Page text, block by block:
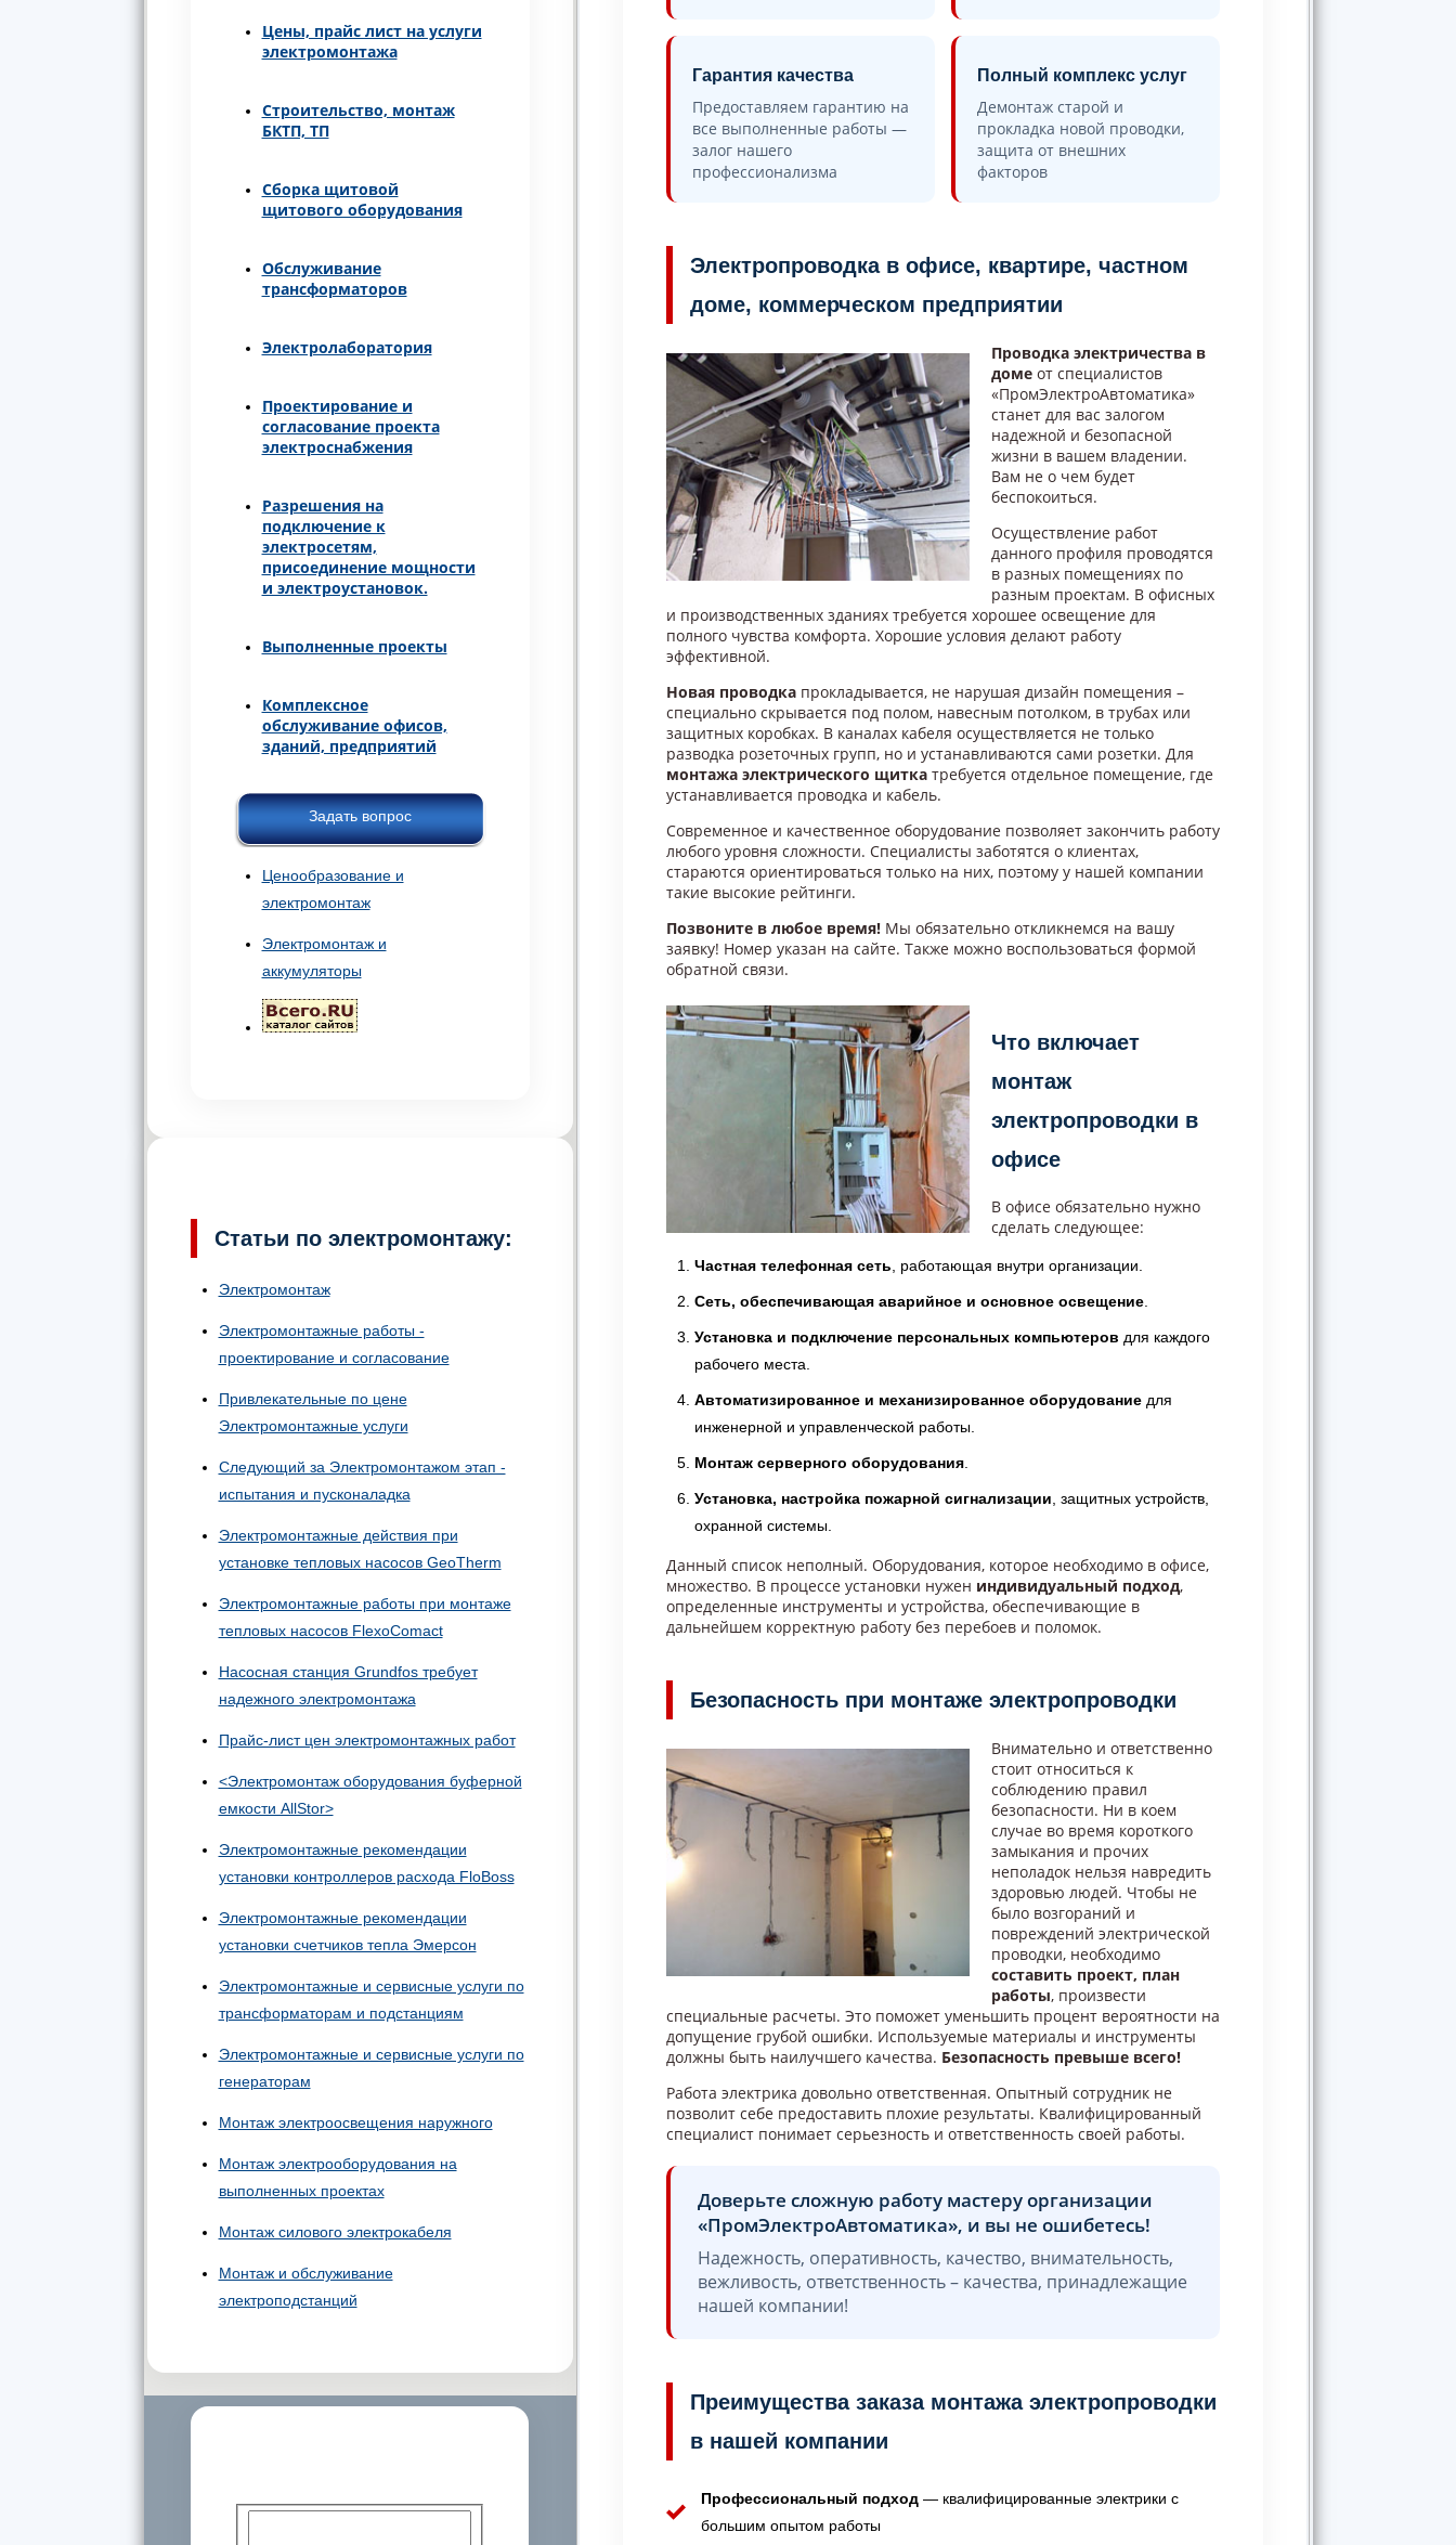
Цены, прайс лист на услуги
электромонтажа
Строительство, монтаж
БКТП, ТП
Сборка щитовой
щитового оборудования
Обслуживание
трансформаторов
Электролаборатория
Проектирование и
согласование проекта
электроснабжения
Разрешения на
подключение к
электросетям,
присоединение мощности
и электроустановок.
Выполненные проекты
Комплексное
обслуживание офисов,
зданий, предприятий
Задать вопрос
Ценообразование и
электромонтаж
Электромонтаж и
аккумуляторы
Статьи по электромонтажу:
Электромонтаж
Электромонтажные работы -
проектирование и согласование
Привлекательные по цене
Электромонтажные услуги
Следующий за Электромонтажом этап -
испытания и пусконаладка
Электромонтажные действия при
установке тепловых насосов GeoTherm
Электромонтажные работы при монтаже
тепловых насосов FlexoComact
Насосная станция Grundfos требует
надежного электромонтажа
Прайс-лист цен электромонтажных работ
<Электромонтаж оборудования буферной
емкости AllStor>
Электромонтажные рекомендации
установки контроллеров расхода FloBoss
Электромонтажные рекомендации
установки счетчиков тепла Эмерсон
Электромонтажные и сервисные услуги по
трансформаторам и подстанциям
Электромонтажные и сервисные услуги по
генераторам
Монтаж электроосвещения наружного
Монтаж электрооборудования на
выполненных проектах
Монтаж силового электрокабеля
Монтаж и обслуживание
электроподстанций
Гарантия качества
Предоставляем гарантию на
все выполненные работы —
залог нашего
профессионализма
Полный комплекс услуг
Демонтаж старой и
прокладка новой проводки,
защита от внешних
факторов
Электропроводка в офисе, квартире, частном
доме, коммерческом предприятии
Проводка электричества в
домеот специалистов
«ПромЭлектроАвтоматика»
станет для вас залогом
надежной и безопасной
жизни в вашем владении.
Вам не о чем будет
беспокоиться.
Осуществление работ
данного профиля проводятся
в разных помещениях по
разным проектам. В офисных
и производственных зданиях требуется хорошее освещение для
полного чувства комфорта. Хорошие условия делают работу
эффективной.
Новая проводкапрокладывается, не нарушая дизайн помещения –
специально скрывается под полом, навесным потолком, в трубах или
защитных коробках. В каналах кабеля осуществляется не только
разводка розеточных групп, но и устанавливаются сами розетки. Для
монтажа электрического щиткатребуется отдельное помещение, где
устанавливается проводка и кабель.
Современное и качественное оборудование позволяет закончить работу
любого уровня сложности. Специалисты заботятся о клиентах,
стараются ориентироваться только на них, поэтому у нашей компании
такие высокие рейтинги.
Позвоните в любое время!Мы обязательно откликнемся на вашу
заявку! Номер указан на сайте. Также можно воспользоваться формой
обратной связи.
Что включает
монтаж
электропроводки в
офисе
В офисе обязательно нужно
сделать следующее:
Частная телефонная сеть, работающая внутри организации.
Сеть, обеспечивающая аварийное и основное освещение.
Установка и подключение персональных компьютеров для каждого
рабочего места.
Автоматизированное и механизированное оборудованиедля
инженерной и управленческой работы.
Монтаж серверного оборудования.
Установка, настройка пожарной сигнализации, защитных устройств,
охранной системы.
Данный список неполный. Оборудования, которое необходимо в офисе,
множество. В процессе установки нужен индивидуальный подход,
определенные инструменты и устройства, обеспечивающие в
дальнейшем корректную работу без перебоев и поломок.
Безопасность при монтаже электропроводки
Внимательно и ответственно
стоит относиться к
соблюдению правил
безопасности. Ни в коем
случае во время короткого
замыкания и прочих
неполадок нельзя навредить
здоровью людей. Чтобы не
было возгораний и
повреждений электрической
проводки, необходимо
составить проект, план
работы, произвести
специальные расчеты. Это поможет уменьшить процент вероятности на
допущение грубой ошибки. Используемые материалы и инструменты
должны быть наилучшего качества. Безопасность превыше всего!
Работа электрика довольно ответственная. Опытный сотрудник не
позволит себе предоставить плохие результаты. Квалифицированный
специалист понимает серьезность и ответственность своей работы.
Доверьте сложную работу мастеру организации
«ПромЭлектроАвтоматика», и вы не ошибетесь!
Надежность, оперативность, качество, внимательность,
вежливость, ответственность – качества, принадлежащие
нашей компании!
Преимущества заказа монтажа электропроводки
в нашей компании
Профессиональный подход— квалифицированные электрики с
большим опытом работы